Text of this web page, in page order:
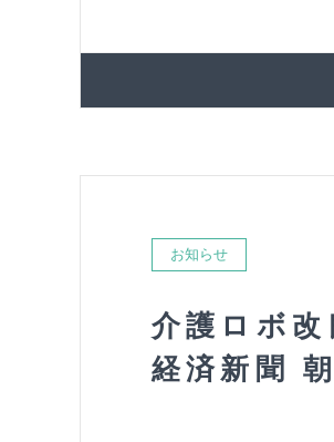
お知らせ
介護ロボ
経済新聞